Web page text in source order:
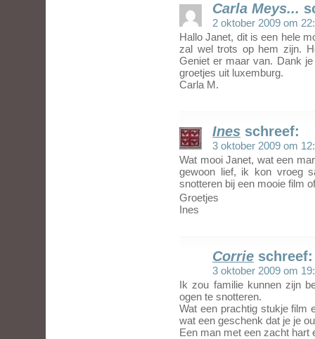
Carla Meys...
2 oktober 2009 om
Hallo Janet, dit is een hele
zal wel trots op hem zijn.
Geniet er maar van. Dank
groetjes uit luxemburg.
Carla M.
Ines schreef:
3 oktober 2009 om
Wat mooi Janet, wat een
gewoon lief, ik kon vroeg
snotteren bij een mooie film
Groetjes
Ines
Corrie schreef:
3 oktober 2009 om
Ik zou familie kunnen zijn
ogen te snotteren.
Wat een prachtig stukje film
wat een geschenk dat je je
Een man met een zacht hart